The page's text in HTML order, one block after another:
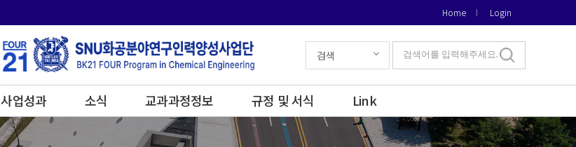
Home Login
사업성과 소식 교과과정정보 규정 및 서식 Link
검색 검색어를 입력해주세요.